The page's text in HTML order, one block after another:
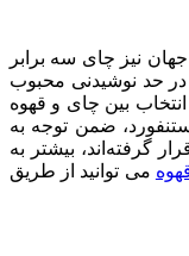
آمار در سطح جهان، ۱ به ۳ است. به‌عبارت‌دیگر، در سطح جهان نیز چای سه برابر
حد نوشیدنی محبوب
بین چای و قهوه
ضمن توجه به
گرفته‌اند، بیشتر به
می توانید از طریق